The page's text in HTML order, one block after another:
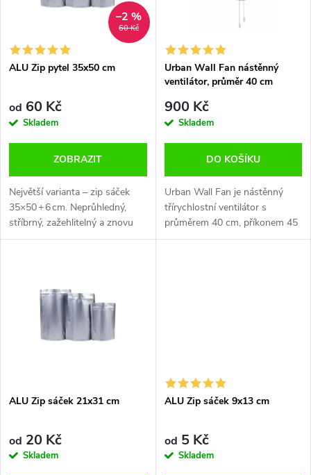
í
p
r
o
d
u
s
p
r
d
u
60 Kč
–2 %
ALU Zip pytel 35x50 cm
od 60 Kč
Skladem
ZOBRAZIT
Největší varianta – zip sáček
35×50 + 6 cm. Neprůhledný,
stříbrný, zažehlitelný a znovu
uzavíratelný. Pro maximální
Urban Wall Fan nástěnný
ventilátor, průměr 40 cm
900 Kč
Skladem
DO KOŠÍKU
Urban Wall Fan je nástěnný
třírychlostní ventilátor s
průměrem 40 cm, příkonem 45
W a napájecím kabelem o délce
ALU Zip sáček 21x31 cm
od 20 Kč
Skladem
ALU Zip sáček 9x13 cm
od 5 Kč
Skladem